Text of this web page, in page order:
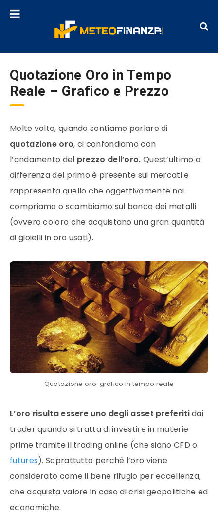
Quotazione Oro in Tempo
Reale – Grafico e Prezzo
Molte volte, quando sentiamo parlare di
quotazione oro, ci confondiamo con
l’andamento del prezzo dell’oro. Quest’ultimo a
differenza del primo è presente sui mercatie
rappresenta quello che oggettivamente noi
compriamo o scambiamo sul banco dei metalli
(ovvero coloro che acquistano una gran quantità
di gioielli in oro usati).
Quotazione oro: grafico in tempo reale
L’oro risulta essere uno degli asset preferitidai
traderquando si tratta di investire in materie
prime tramite il trading online (che siano CFD o
futures). Soprattutto perché l’oro viene
considerato come il bene rifugio per eccellenza,
che acquista valore in caso di crisi geopolitiche ed
economiche.